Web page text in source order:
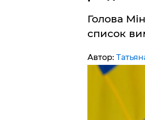
Голова
список
Автор: